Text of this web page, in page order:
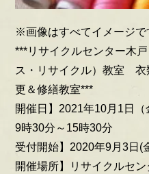
※画像はすべてイメージで
***リサイクルセンター木
ス・リサイクル）教室 衣
更＆修繕教室***
開催日】2021年10月1日（
9時30分～15時30分
受付開始】2020年9月3日(
開催場所】リサイクルセン